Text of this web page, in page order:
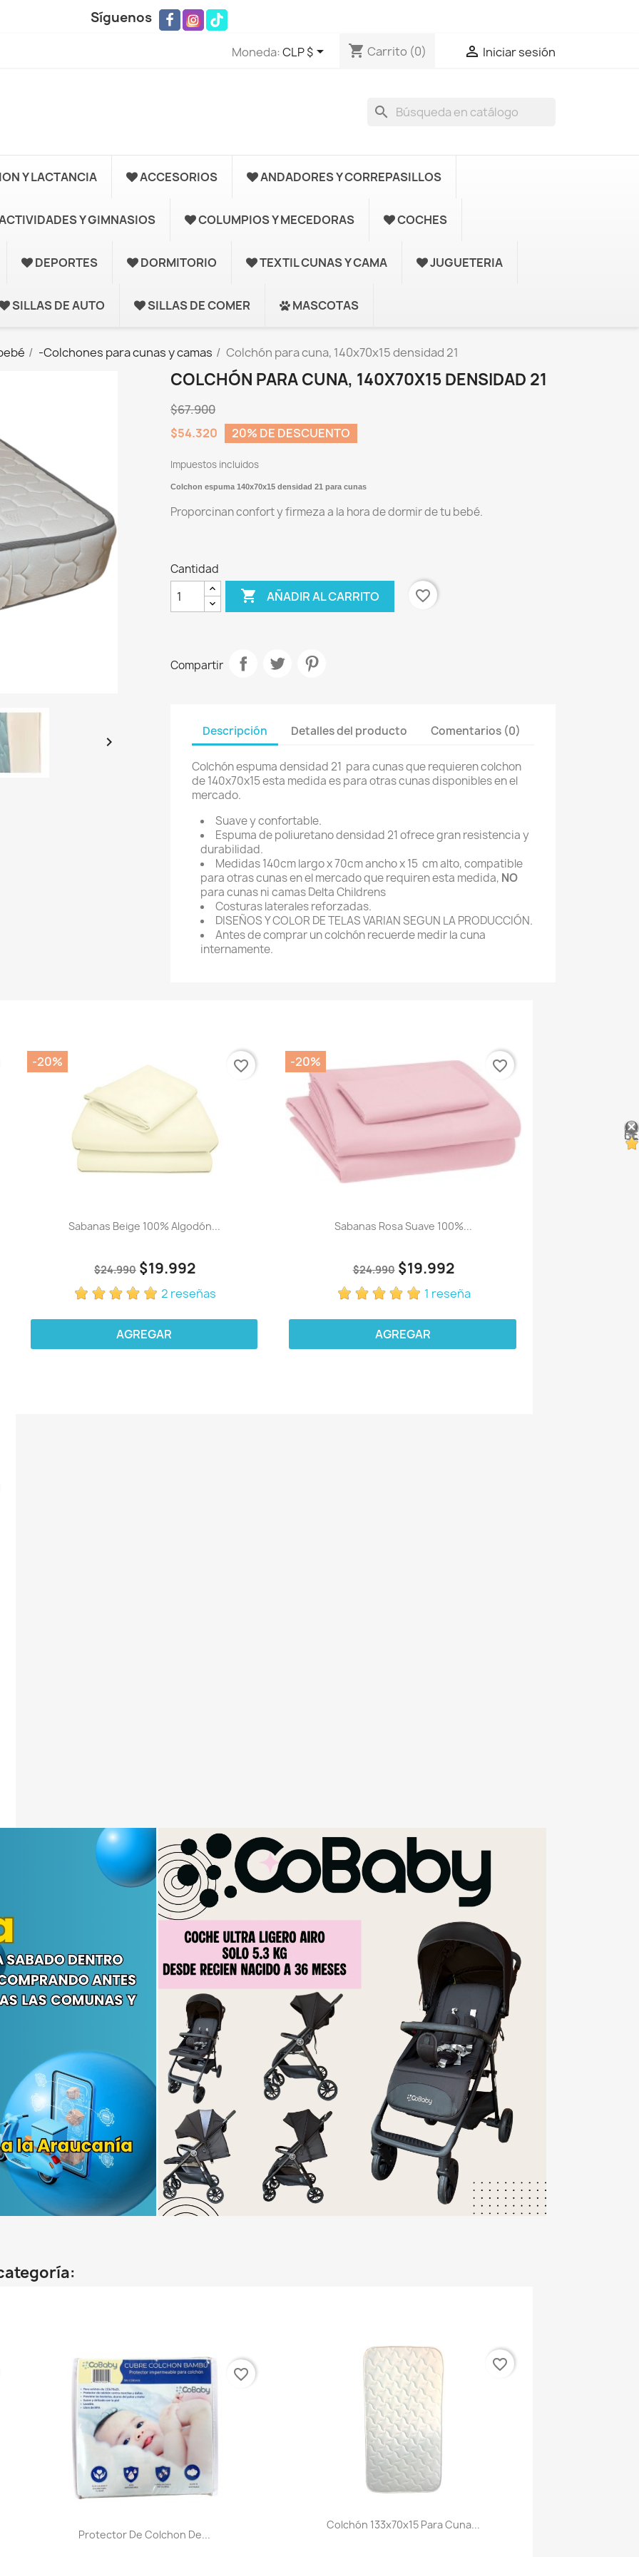
Síguenos
Moneda:CLP $ shopping_cart Carrito (0)  Iniciar sesión
search
Y LACTANCIA ACCESORIOS ANDADORES Y CORREPASILLOS
Y GIMNASIOS COLUMPIOS Y MECEDORAS COCHES
DEPORTES DORMITORIO TEXTIL CUNAS Y CAMA JUGUETERIA
SILLAS DE AUTO SILLAS DE COMER MASCOTAS
-Colchones para cunas y camas Colchón para cuna, 140x70x15 densidad 21

COLCHÓN PARA CUNA, 140X70X15 DENSIDAD 21
$67.900
$54.320
20% DE DESCUENTO
Impuestos incluidos
Colchon espuma 140x70x15 densidad 21 para cunas
Proporcinan confort y firmeza a la hora de dormir de tu bebé.
Cantidad
 AÑADIR AL CARRITO favorite_border
Compartir
Descripción Detalles del producto Comentarios (0)
Colchón espuma densidad 21 para cunas que requieren colchon
de 140x70x15 esta medida es para otras cunas disponibles en el
mercado.
Suave y confortable.
Espuma de poliuretano densidad 21 ofrece gran resistencia y
durabilidad.
Medidas 140cm largo x 70cm ancho x 15 cm alto, compatible
para otras cunas en el mercado que requiren esta medida, NO
para cunas ni camas Delta Childrens
Costuras laterales reforzadas.
DISEÑOS Y COLOR DE TELAS VARIAN SEGUN LA PRODUCCIÓN.
Antes de comprar un colchón recuerde medir la cuna
internamente.
Sabanas Beige 100% Algodón...
$24.990 $19.992
2 reseñas
-20%
AGREGAR
favorite_border
Sabanas Rosa Suave 100%...
$24.990 $19.992
1 reseña
-20%
AGREGAR
favorite_border
Protector De Colchon De...
favorite_border
Colchón 133x70x15 Para Cuna...
favorite_border